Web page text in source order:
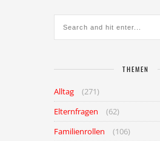
THEMEN
Alltag
(271)
Elternfragen
(62)
Familienrollen
(106)